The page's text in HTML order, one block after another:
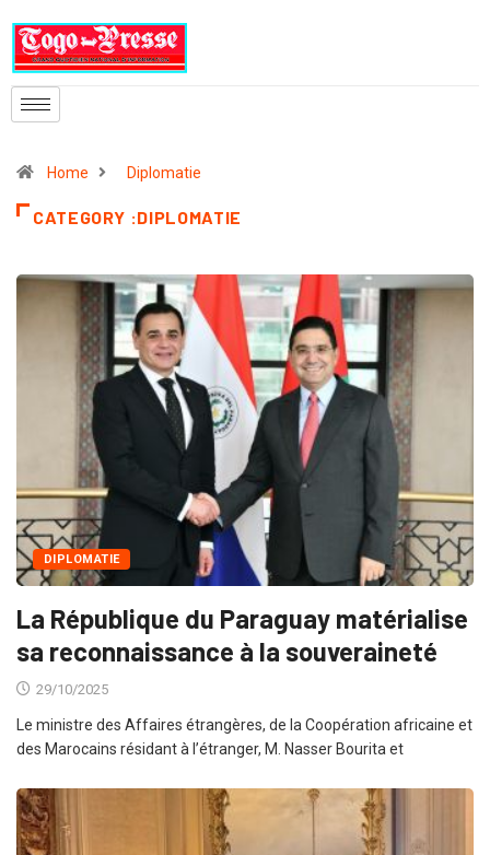
Home Diplomatie
CATEGORY :DIPLOMATIE
DIPLOMATIE
La République du Paraguay matérialise
sa reconnaissance à la souveraineté
29/10/2025
Le ministre des Affaires étrangères, de la Coopération africaine et
des Marocains résidant à l’étranger, M. Nasser Bourita et